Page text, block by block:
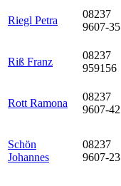
Riegl Petra
08237
9607-35
Riß Franz
08237
959156
Rott Ramona
08237
9607-42
Schön
Johannes
08237
9607-23